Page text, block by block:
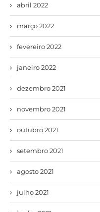
abril 2022
março 2022
fevereiro 2022
janeiro 2022
dezembro 2021
novembro 2021
outubro 2021
setembro 2021
agosto 2021
julho 2021